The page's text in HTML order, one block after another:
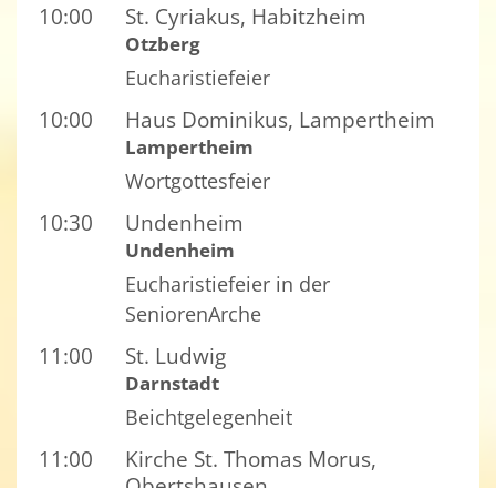
10:00 St. Cyriakus, Habitzheim
Otzberg
Eucharistiefeier
10:00 Haus Dominikus, Lampertheim
Lampertheim
Wortgottesfeier
10:30 Undenheim
Undenheim
Eucharistiefeier in der
SeniorenArche
11:00 St. Ludwig
Darnstadt
Beichtgelegenheit
11:00
Kirche St. Thomas Morus,